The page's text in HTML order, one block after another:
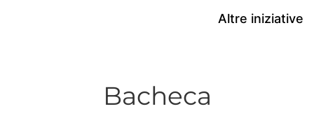
Altre iniziative
Bacheca